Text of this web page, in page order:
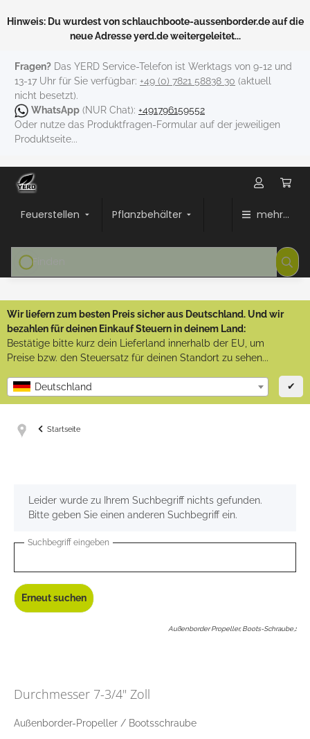
Hinweis: Du wurdest von schlauchboote-aussenborder.de auf die
neue Adresse yerd.de weitergeleitet...
Fragen? Das YERD Service-Telefon ist Werktags von 9-12 und
13-17 Uhr für Sie verfügbar: +49 (0) 7821 58838 30 (aktuell
nicht besetzt).
WhatsApp (NUR Chat): +491796159552
Oder nutze das Produktfragen-Formular auf der jeweiligen
Produktseite...
Feuerstellen Pflanzbehälter mehr...
Wir liefern zum besten Preis sicher aus Deutschland. Und wir
bezahlen für deinen Einkauf Steuern in deinem Land:
Bestätige bitte kurz dein Lieferland innerhalb der EU, um
Preise bzw. den Steuersatz für deinen Standort zu sehen...
Deutschland ✔
Startseite
xLeider wurde zu Ihrem Suchbegriff nichts gefunden.
Bitte geben Sie einen anderen Suchbegriff ein.
Suchbegriff eingeben
Erneut suchen
Außenborder Propeller, Boots-Schraube,:
Durchmesser 7-3/4" Zoll
Außenborder-Propeller / Bootsschraube